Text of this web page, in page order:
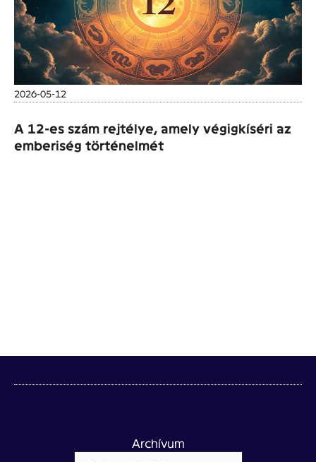
2026-05-12
A 12-es szám rejtélye, amely végigkíséri az
emberiség történelmét
Archívum